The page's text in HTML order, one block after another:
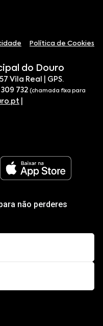
Política de Cookies
do Douro
Vila Real | GPS.
309 732 (chamada fixa para
não perderes